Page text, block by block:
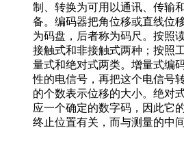
制、转换为可用以通讯、传输
备。编码器把角位移或直线位
为码盘，后者称为码尺。按照
接触式和非接触式两种；按照
量式和绝对式两类。增量式编
性的电信号，再把这个电信号
的个数表示位移的大小。绝对
应一个确定的数字码，因此它
终止位置有关，而与测量的中